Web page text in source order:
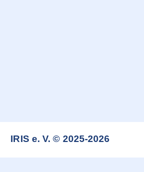
IRIS e. V. © 2025-2026